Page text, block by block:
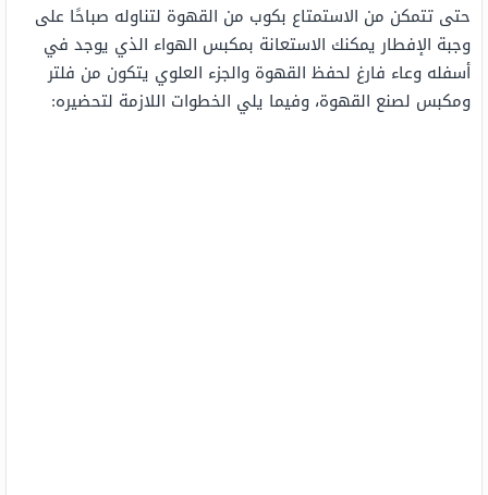
حتى تتمكن من الاستمتاع بكوب من القهوة لتناوله صباحًا على
وجبة الإفطار يمكنك الاستعانة بمكبس الهواء الذي يوجد في
أسفله وعاء فارغ لحفظ القهوة والجزء العلوي يتكون من فلتر
ومكبس لصنع القهوة، وفيما يلي الخطوات اللازمة لتحضيره: